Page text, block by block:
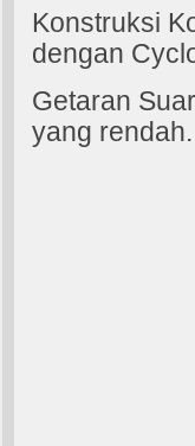
Konstruksi
dengan
Getaran
yang